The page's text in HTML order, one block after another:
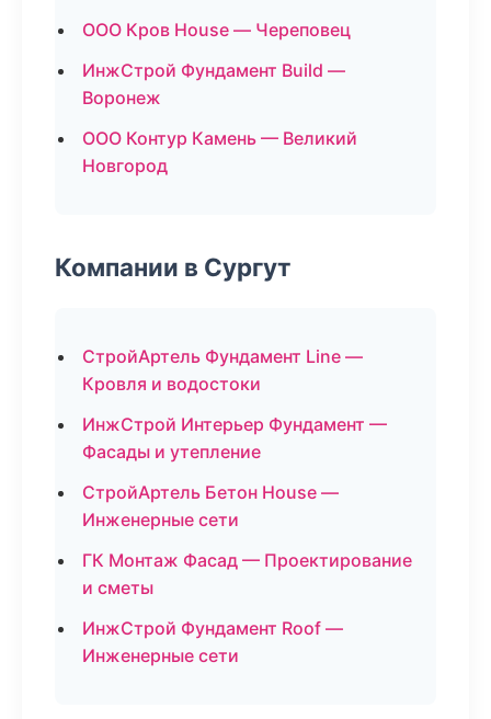
ООО Кров House — Череповец
ИнжСтрой Фундамент Build —
Воронеж
ООО Контур Камень — Великий
Новгород
Компании в Сургут
СтройАртель Фундамент Line —
Кровля и водостоки
ИнжСтрой Интерьер Фундамент —
Фасады и утепление
СтройАртель Бетон House —
Инженерные сети
ГК Монтаж Фасад — Проектирование
и сметы
ИнжСтрой Фундамент Roof —
Инженерные сети